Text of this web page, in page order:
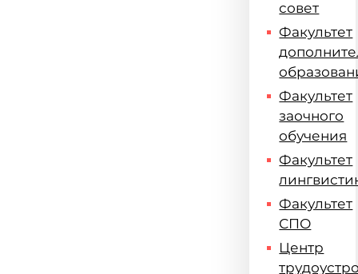
совет
Факультет
Факультет
заочного
обучения
Факультет
Факультет
СПО
Центр